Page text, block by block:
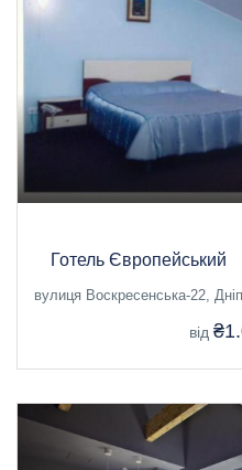
Готель Європейський
вулиця Воскресенська-22,
від